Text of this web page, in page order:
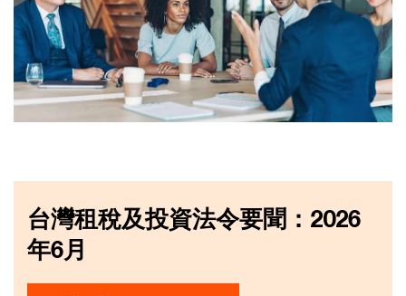
台灣租稅及投資法令要聞：2026
年6月